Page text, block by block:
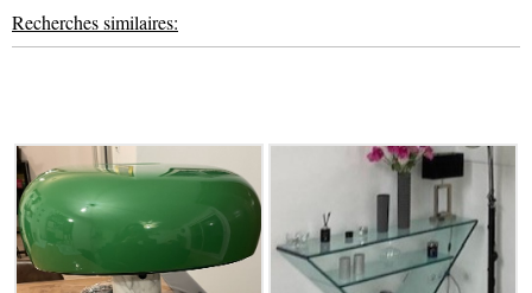
Recherches similaires: